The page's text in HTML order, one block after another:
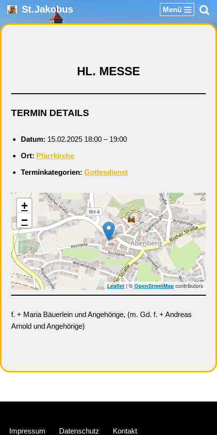
Zum
St.Jakobus Menü
HL. MESSE
TERMIN DETAILS
Datum: 15.02.2025 18:00 – 19:00
Ort: Pfarrkirche
Terminkategorien: Gottesdienst
+
−
Leaflet| © OpenStreetMapcontributors
f. + Maria Bäuerlein und Angehörige, (m. Gd. f. + Andreas
Arnold und Angehörige)
Impressum Datenschutz Kontakt